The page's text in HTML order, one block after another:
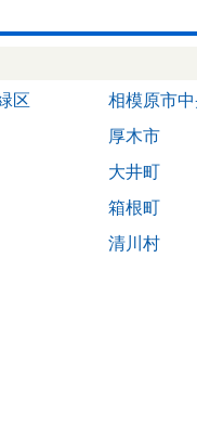
区 相模原市
厚木市
大井町
箱根町
清川村